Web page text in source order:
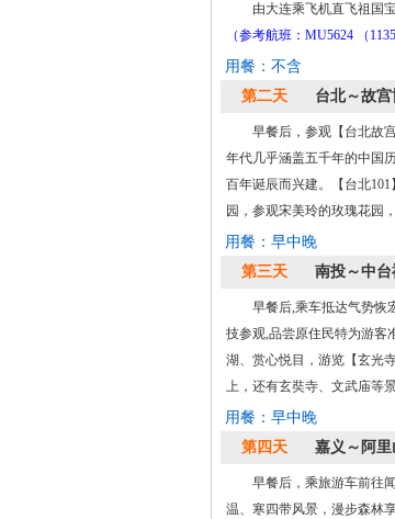
由大连乘飞机直飞祖国
（参考航班：MU5624 （
用餐：不含
第二天
台北～故
早餐后，参观【台北故
年代几乎涵盖五千年的中国
百年诞辰而兴建。【台北
园，参观宋美玲的玫瑰花园
用餐：早中晚
第三天
南投～中
早餐后,乘车抵达气势恢
技参观,品尝原住民特为游客
湖、赏心悦目，游览【玄光
上，还有玄奘寺、文武庙等
用餐：早中晚
第四天
嘉义～阿
早餐后，乘旅游车前往
温、寒四带风景，漫步森林